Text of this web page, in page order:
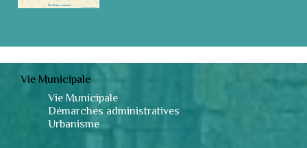
Vie Municipale
Vie Municipale
Démarches administratives
Urbanisme